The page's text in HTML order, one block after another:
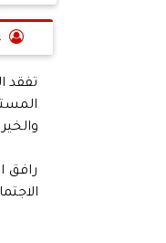
تفقد
رافق